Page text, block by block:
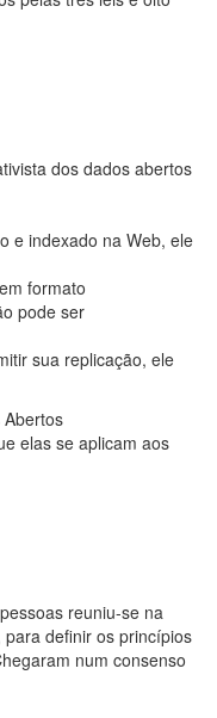
dos dados abertos
e indexado na Web, ele
formato
pode ser
sua replicação, ele
elas se aplicam aos
reuniu-se na
definir os princípios
num consenso